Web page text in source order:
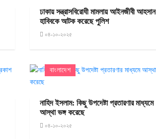
ঢাকায় সন্ত্রাসবিরোধী মামলায় আইনজীবী আহসান
হাবিবকে আটক করেছে পুলিশ
০৪-১০-২০২৫
বাংলাদেশ
নাহিদ ইসলাম: কিছু উপদেষ্টা প্রতারণার মাধ্যমে
আস্থা ভঙ্গ করেছে
০৪-১০-২০২৫